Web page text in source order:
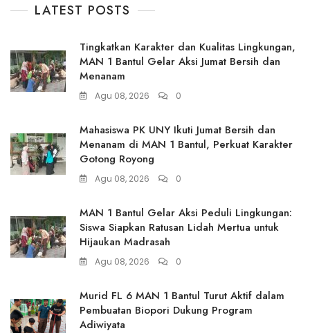
LATEST POSTS
Tingkatkan Karakter dan Kualitas Lingkungan,
MAN 1 Bantul Gelar Aksi Jumat Bersih dan
Menanam
Agu 08, 2026 0
Mahasiswa PK UNY Ikuti Jumat Bersih dan
Menanam di MAN 1 Bantul, Perkuat Karakter
Gotong Royong
Agu 08, 2026 0
MAN 1 Bantul Gelar Aksi Peduli Lingkungan:
Siswa Siapkan Ratusan Lidah Mertua untuk
Hijaukan Madrasah
Agu 08, 2026 0
Murid FL 6 MAN 1 Bantul Turut Aktif dalam
Pembuatan Biopori Dukung Program
Adiwiyata